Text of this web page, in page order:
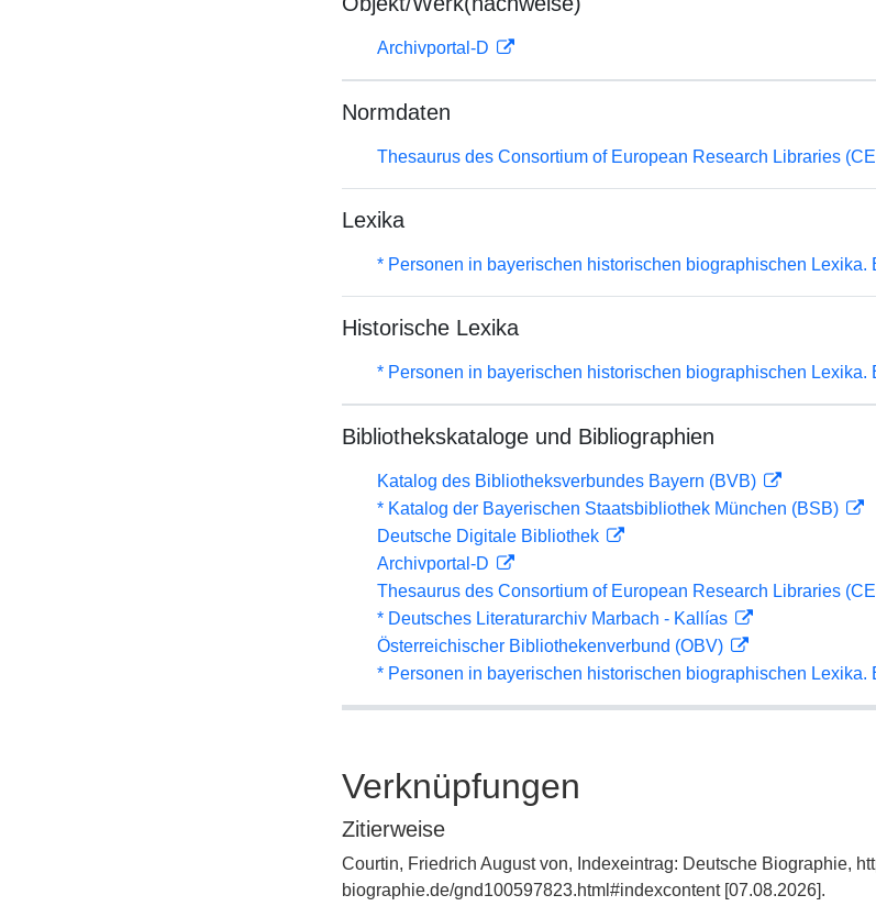
Archivportal-D
Normdaten
Thesaurus des Consortium of European Research Libraries
Lexika
* Personen in bayerischen historischen biographischen Lexika.
Historische Lexika
* Personen in bayerischen historischen biographischen Lexika.
Bibliothekskataloge und Bibliographien
Katalog des Bibliotheksverbundes Bayern (BVB)
* Katalog der Bayerischen Staatsbibliothek München (BSB)
Deutsche Digitale Bibliothek
Archivportal-D
Thesaurus des Consortium of European Research Libraries
* Deutsches Literaturarchiv Marbach - Kallías
Österreichischer Bibliothekenverbund (OBV)
* Personen in bayerischen historischen biographischen Lexika.
Verknüpfungen
Zitierweise
Courtin, Friedrich August von, Indexeintrag: Deutsche Biographie,
biographie.de/gnd100597823.html#indexcontent [07.08.2026].